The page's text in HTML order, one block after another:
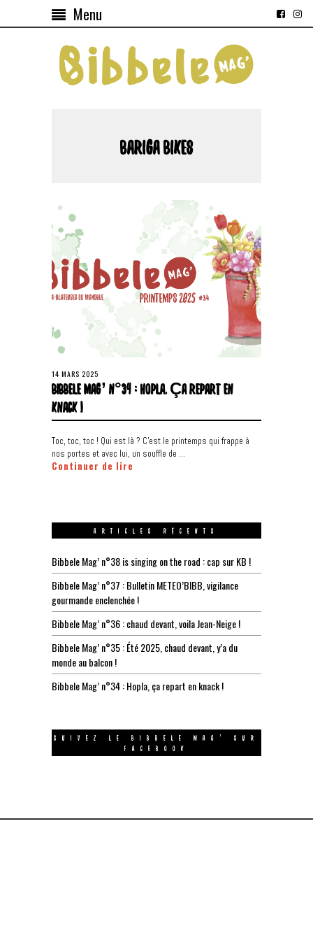
Menu
BARIGA BIKES
14 MARS 2025
BIBBELE MAG’ N°34 : HOPLA, ÇA REPART EN
KNACK !
Toc, toc, toc ! Qui est là ? C’est le printemps qui frappe à
nos portes et avec lui, un souffle de …
Continuer de lire
ARTICLES RÉCENTS
Bibbele Mag’ n°38 is singing on the road : cap sur KB !
Bibbele Mag’ n°37 : Bulletin METEO’BIBB, vigilance
gourmande enclenchée !
Bibbele Mag’ n°36 : chaud devant, voila Jean-Neige !
Bibbele Mag’ n°35 : Été 2025, chaud devant, y’a du
monde au balcon !
Bibbele Mag’ n°34 : Hopla, ça repart en knack !
SUIVEZ LE BIBBELE MAG’ SUR
FACEBOOK